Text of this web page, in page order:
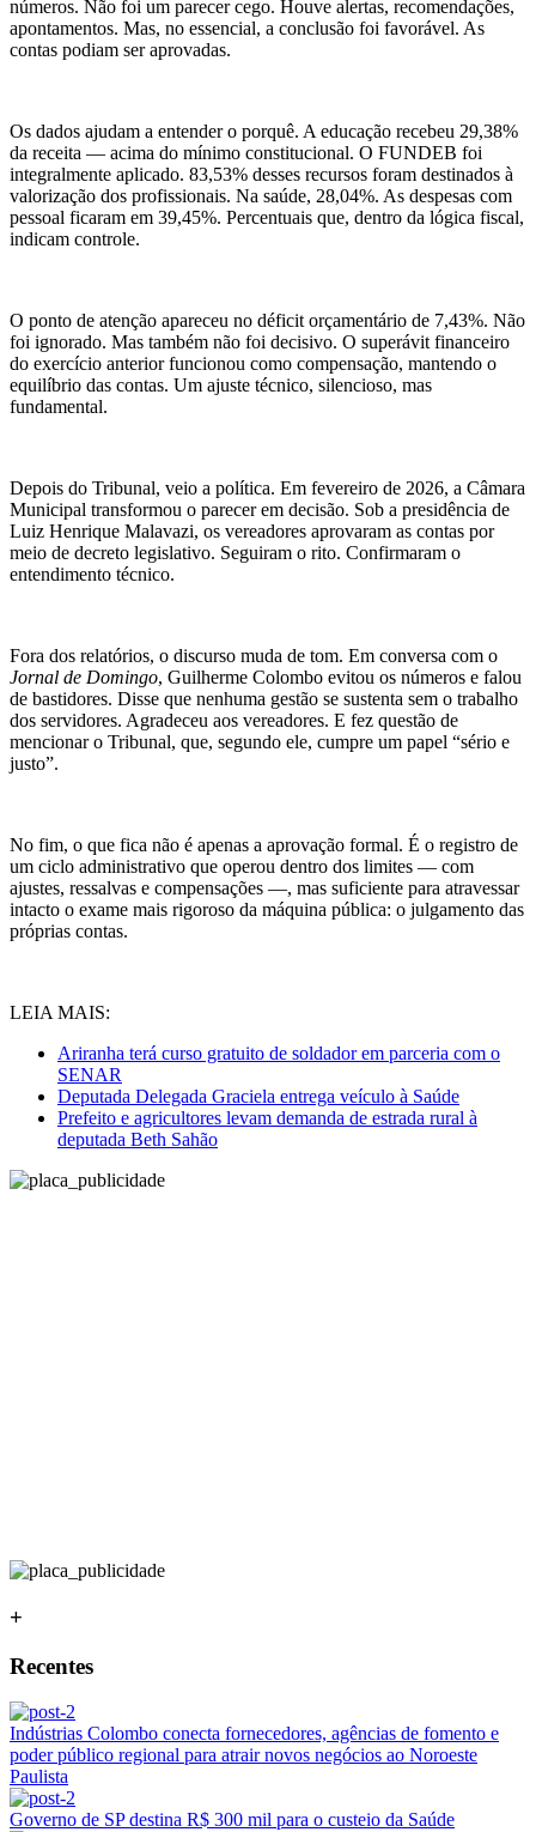
números. Não foi um parecer cego. Houve alertas, recomendações,
apontamentos. Mas, no essencial, a conclusão foi favorável. As
contas podiam ser aprovadas.
Os dados ajudam a entender o porquê. A educação recebeu 29,38%
da receita — acima do mínimo constitucional. O FUNDEB foi
integralmente aplicado. 83,53% desses recursos foram destinados à
valorização dos profissionais. Na saúde, 28,04%. As despesas com
pessoal ficaram em 39,45%. Percentuais que, dentro da lógica fiscal,
indicam controle.
O ponto de atenção apareceu no déficit orçamentário de 7,43%. Não
foi ignorado. Mas também não foi decisivo. O superávit financeiro
do exercício anterior funcionou como compensação, mantendo o
equilíbrio das contas. Um ajuste técnico, silencioso, mas
fundamental.
Depois do Tribunal, veio a política. Em fevereiro de 2026, a Câmara
Municipal transformou o parecer em decisão. Sob a presidência de
Luiz Henrique Malavazi, os vereadores aprovaram as contas por
meio de decreto legislativo. Seguiram o rito. Confirmaram o
entendimento técnico.
Fora dos relatórios, o discurso muda de tom. Em conversa com o
Jornal de Domingo, Guilherme Colombo evitou os números e falou
de bastidores. Disse que nenhuma gestão se sustenta sem o trabalho
dos servidores. Agradeceu aos vereadores. E fez questão de
mencionar o Tribunal, que, segundo ele, cumpre um papel “sério e
justo”.
No fim, o que fica não é apenas a aprovação formal. É o registro de
um ciclo administrativo que operou dentro dos limites — com
ajustes, ressalvas e compensações —, mas suficiente para atravessar
intacto o exame mais rigoroso da máquina pública: o julgamento das
próprias contas.
LEIA MAIS:
Ariranha terá curso gratuito de soldador em parceria com o
SENAR
Deputada Delegada Graciela entrega veículo à Saúde
Prefeito e agricultores levam demanda de estrada rural à
deputada Beth Sahão
+
Recentes
Indústrias Colombo conecta fornecedores, agências de fomento e
poder público regional para atrair novos negócios ao Noroeste
Paulista
Governo de SP destina R$ 300 mil para o custeio da Saúde